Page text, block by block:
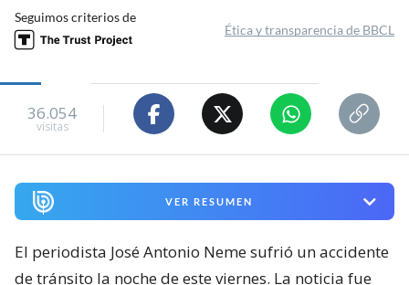
Valentina Espinoza Poblete
Periodista de Magazine
Viernes 07 Agosto, 2026 | 23:56
36.054
visitas